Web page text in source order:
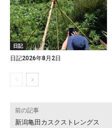
日記
日記2026年8月2日
前の記事
新潟亀田カスクストレングス